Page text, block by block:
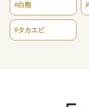
#白熊
#タカエビ